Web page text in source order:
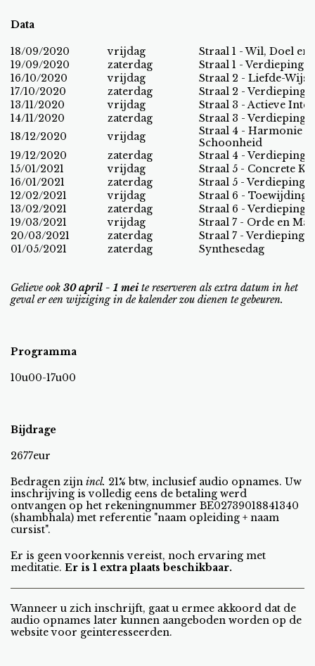
Data
18/09/2020 vrijdag
Straal 1 - Wil, Doel en
19/09/2020
zaterdag
Straal 1 - Verdieping
16/10/2020
vrijdag
Straal 2 - Liefde-
17/10/2020
zaterdag
Straal 2 - Verdieping
13/11/2020
vrijdag
Straal 3 - Actieve
14/11/2020
zaterdag
Straal 3 - Verdieping
18/12/2020
vrijdag
Straal 4 - Harmonie
Schoonheid
19/12/2020
zaterdag
Straal 4 - Verdieping
15/01/2021
vrijdag
Straal 5 - Concrete
16/01/2021
zaterdag
Straal 5 - Verdieping
12/02/2021
vrijdag
Straal 6 - Toewijding
13/02/2021
zaterdag
Straal 6 - Verdieping
19/03/2021
vrijdag
Straal 7 - Orde en
20/03/2021
zaterdag
Straal 7 - Verdieping
01/05/2021
zaterdag Synthesedag
Gelieve ook 30 april - 1 meite reserveren als extra datum in het
geval er een wijziging in de kalender zou dienen te gebeuren.
Programma
10u00-17u00
Bijdrage
2677eur
Bedragen zijn incl. 21% btw, inclusief audio opnames. Uw
inschrijving is volledig eens de betaling werd
ontvangen op het rekeningnummer BE02739018841340
(shambhala) met referentie "naam opleiding + naam
cursist".
Er is geen voorkennis vereist, noch ervaring met
meditatie. Er is 1 extra plaats beschikbaar.
Wanneer u zich inschrijft, gaat u ermee akkoord dat de
audio opnames later kunnen aangeboden worden op de
website voor geinteresseerden.